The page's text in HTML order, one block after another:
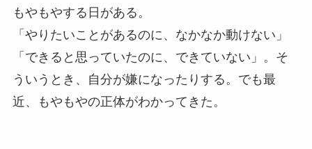
もやもやする日がある。
「やりたいことがあるのに、なかなか動けない」
「できると思っていたのに、できていない」。そ
ういうとき、自分が嫌になったりする。でも最
近、もやもやの正体がわかってきた。